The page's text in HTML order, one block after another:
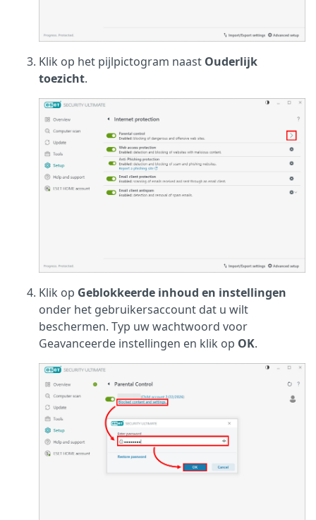
Klik op het pijlpictogram naast Ouderlijk
toezicht.
Klik op Geblokkeerde inhoud en instellingen
onder het gebruikersaccount dat u wilt
beschermen. Typ uw wachtwoord voor
Geavanceerde instellingen en klik op OK.